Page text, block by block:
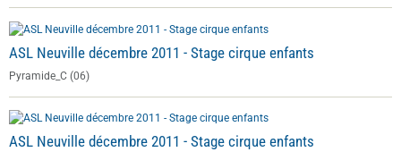
ASL Neuville décembre 2011 - Stage cirque enfants
Pyramide_C (06)
ASL Neuville décembre 2011 - Stage cirque enfants